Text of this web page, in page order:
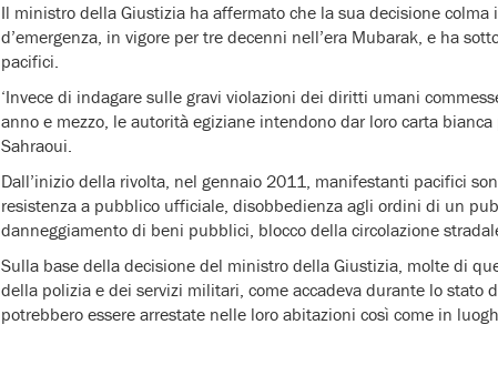
Il ministro della Giustizia ha affermato che la sua decisione
d’emergenza, in vigore per tre decenni nell’era Mubarak, e ha
pacifici.
‘Invece di indagare sulle gravi violazioni dei diritti umani
anno e mezzo, le autorità egiziane intendono dar loro carta
Sahraoui.
Dall’inizio della rivolta, nel gennaio 2011, manifestanti pacifici
resistenza a pubblico ufficiale, disobbedienza agli ordini di un
danneggiamento di beni pubblici, blocco della circolazione
Sulla base della decisione del ministro della Giustizia, molte di
della polizia e dei servizi militari, come accadeva durante lo stato
potrebbero essere arrestate nelle loro abitazioni così come in